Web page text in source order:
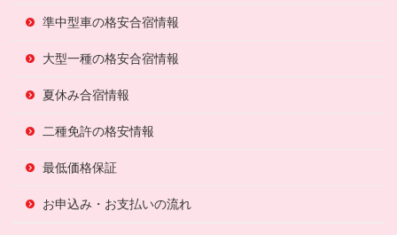
準中型車の格安合宿情報
大型一種の格安合宿情報
夏休み合宿情報
二種免許の格安情報
最低価格保証
お申込み・お支払いの流れ